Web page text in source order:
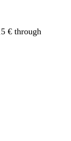
€ through